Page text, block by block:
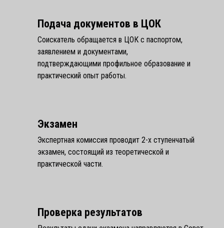
Подача документов в ЦОК
Соискатель обращается в ЦОК с паспортом,
заявлением и документами,
подтверждающими профильное образование и
практический опыт работы.
Экзамен
Экспертная комиссия проводит 2-х ступенчатый
экзамен, состоящий из теоретической и
практической части.
Проверка результатов